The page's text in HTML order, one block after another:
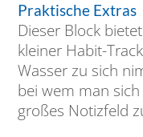
Praktische Extras
Dieser Block
kleiner Habit-
Wasser zu sich
bei wem man
großes Notizfeld